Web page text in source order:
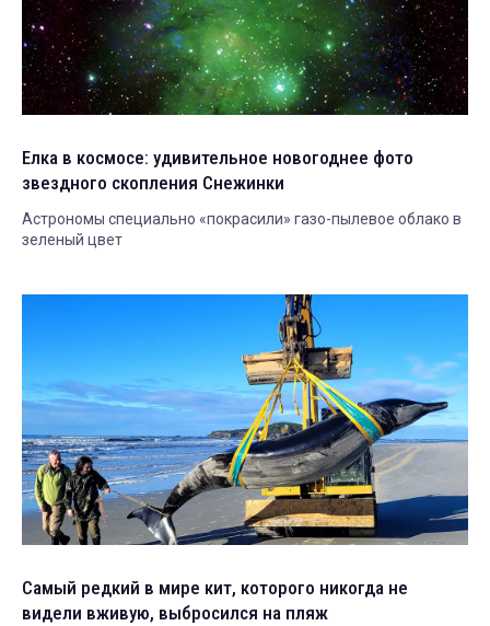
Елка в космосе: удивительное новогоднее фото
звездного скопления Снежинки
Астрономы специально «покрасили» газо-пылевое облако в
зеленый цвет
Самый редкий в мире кит, которого никогда не
видели вживую, выбросился на пляж